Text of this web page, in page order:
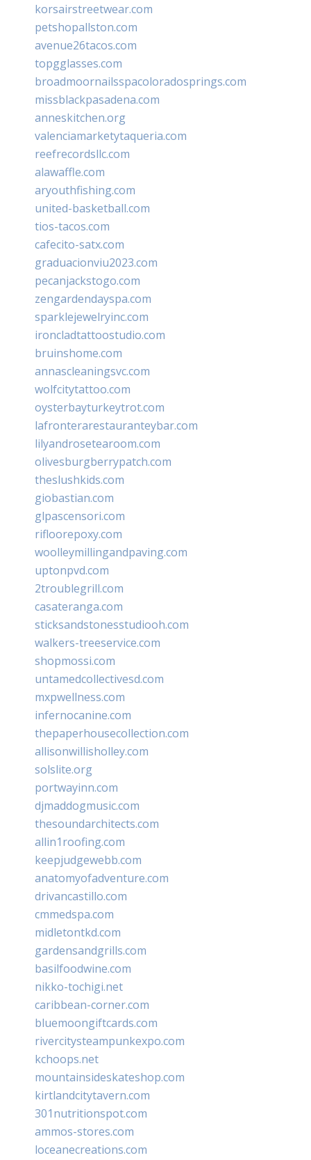
korsairstreetwear.com
petshopallston.com
avenue26tacos.com
topgglasses.com
broadmoornailsspacoloradosprings.com
missblackpasadena.com
anneskitchen.org
valenciamarketytaqueria.com
reefrecordsllc.com
alawaffle.com
aryouthfishing.com
united-basketball.com
tios-tacos.com
cafecito-satx.com
graduacionviu2023.com
pecanjackstogo.com
zengardendayspa.com
sparklejewelryinc.com
ironcladtattoostudio.com
bruinshome.com
annascleaningsvc.com
wolfcitytattoo.com
oysterbayturkeytrot.com
lafronterarestauranteybar.com
lilyandrosetearoom.com
olivesburgberrypatch.com
theslushkids.com
giobastian.com
glpascensori.com
rifloorepoxy.com
woolleymillingandpaving.com
uptonpvd.com
2troublegrill.com
casateranga.com
sticksandstonesstudiooh.com
walkers-treeservice.com
shopmossi.com
untamedcollectivesd.com
mxpwellness.com
infernocanine.com
thepaperhousecollection.com
allisonwillisholley.com
solslite.org
portwayinn.com
djmaddogmusic.com
thesoundarchitects.com
allin1roofing.com
keepjudgewebb.com
anatomyofadventure.com
drivancastillo.com
cmmedspa.com
midletontkd.com
gardensandgrills.com
basilfoodwine.com
nikko-tochigi.net
caribbean-corner.com
bluemoongiftcards.com
rivercitysteampunkexpo.com
kchoops.net
mountainsideskateshop.com
kirtlandcitytavern.com
301nutritionspot.com
ammos-stores.com
loceanecreations.com